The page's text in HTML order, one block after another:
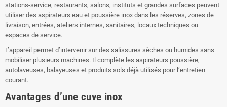
stations-service, restaurants, salons, instituts et grandes surfaces peuvent
utiliser des aspirateurs eau et poussière inox dans les réserves, zones de
livraison, entrées, ateliers internes, sanitaires, locaux techniques ou
espaces de service.
L’appareil permet d’intervenir sur des salissures sèches ou humides sans
mobiliser plusieurs machines. Il complète les aspirateurs poussière,
autolaveuses, balayeuses et produits sols déjà utilisés pour l’entretien
courant.
Avantages d’une cuve inox